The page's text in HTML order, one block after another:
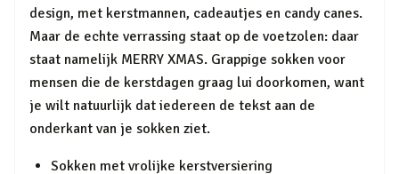
design, met kerstmannen, cadeautjes en candy canes.
Maar de echte verrassing staat op de voetzolen: daar
staat namelijk MERRY XMAS. Grappige sokken voor
mensen die de kerstdagen graag lui doorkomen, want
je wilt natuurlijk dat iedereen de tekst aan de
onderkant van je sokken ziet.
Sokken met vrolijke kerstversiering